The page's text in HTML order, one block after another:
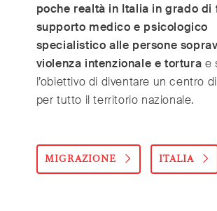
poche realtà in Italia in grado di
supporto medico e psicologico
specialistico alle persone
violenza intenzionale e tortura e
l’obiettivo di diventare un centro
per tutto il territorio nazionale.
MIGRAZIONE ITALIA